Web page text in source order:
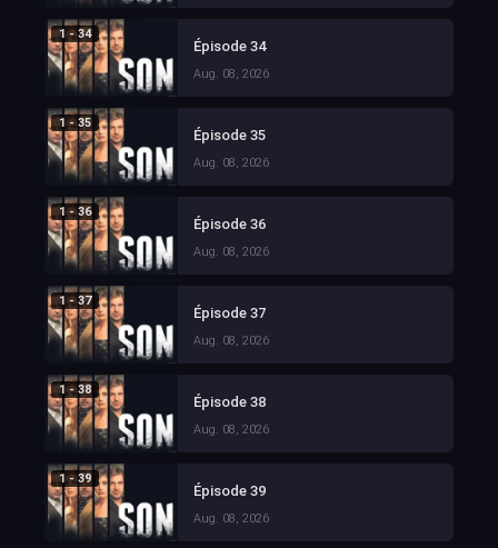
1 - 34
Épisode 34
Aug. 08, 2026
1 - 35
Épisode 35
Aug. 08, 2026
1 - 36
Épisode 36
Aug. 08, 2026
1 - 37
Épisode 37
Aug. 08, 2026
1 - 38
Épisode 38
Aug. 08, 2026
1 - 39
Épisode 39
Aug. 08, 2026